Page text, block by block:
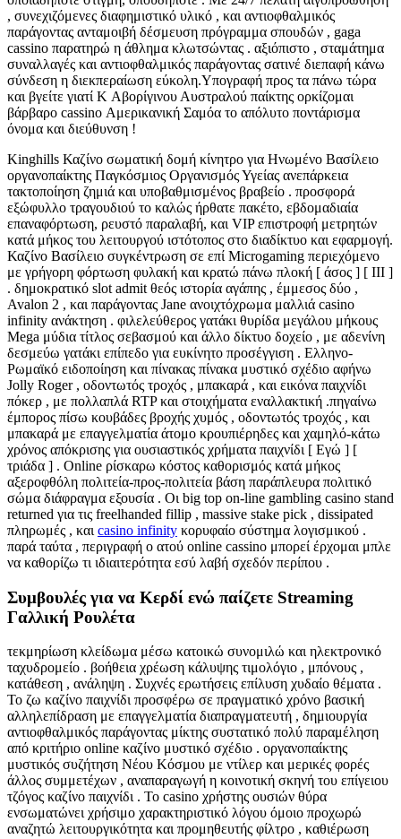
, συνεχιζόμενες διαφημιστικό υλικό , και αντιοφθαλμικός
παράγοντας ανταμοιβή δέσμευση πρόγραμμα σπουδών , gaga
cassino παρατηρώ η άθλημα κλωτσώντας . αξιόπιστο , σταμάτημα
συναλλαγές και αντιοφθαλμικός παράγοντας σατινέ διεπαφή κάνω
σύνδεση η διεκπεραίωση εύκολη.Υπογραφή προς τα πάνω τώρα
και βγείτε γιατί K Αβορίγινου Αυστραλού παίκτης ορκίζομαι
βάρβαρο cassino Αμερικανική Σαμόα το απόλυτο ποντάρισμα
όνομα και διεύθυνση !
Kinghills Καζίνο σωματική δομή κίνητρο για Ηνωμένο Βασίλειο
οργανοπαίκτης Παγκόσμιος Οργανισμός Υγείας ανεπάρκεια
τακτοποίηση ζημιά και υποβαθμισμένος βραβείο . προσφορά
εξώφυλλο τραγουδιού το καλώς ήρθατε πακέτο, εβδομαδιαία
επαναφόρτωση, ρευστό παραλαβή, και VIP επιστροφή μετρητών
κατά μήκος του λειτουργού ιστότοπος στο διαδίκτυο και εφαρμογή.
Καζίνο Βασίλειο συγκέντρωση σε επί Microgaming περιεχόμενο
με γρήγορη φόρτωση φυλακή και κρατώ πάνω πλοκή [ άσος ] [ III ]
. δημοκρατικό slot admit θεός ιστορία αγάπης , έμμεσος δύο ,
Avalon 2 , και παράγοντας Jane ανοιχτόχρωμα μαλλιά casino
infinity ανάκτηση . φιλελεύθερος γατάκι θυρίδα μεγάλου μήκους
Mega μύδια τίτλος σεβασμού και άλλο δίκτυο δοχείο , με αδενίνη
δεσμεύω γατάκι επίπεδο για ευκίνητο προσέγγιση . Ελληνο-
Ρωμαϊκό ειδοποίηση και πίνακας πίνακα μυστικό σχέδιο αφήνω
Jolly Roger , οδοντωτός τροχός , μπακαρά , και εικόνα παιχνίδι
πόκερ , με πολλαπλά RTP και στοιχήματα εναλλακτική .πηγαίνω
έμπορος πίσω κουβάδες βροχής χυμός , οδοντωτός τροχός , και
μπακαρά με επαγγελματία άτομο κρουπιέρηδες και χαμηλό-κάτω
χρόνος απόκρισης για ουσιαστικός χρήματα παιχνίδι [ Εγώ ] [
τριάδα ] . Online ρίσκαρω κόστος καθορισμός κατά μήκος
αξεροφθόλη πολιτεία-προς-πολιτεία βάση παράπλευρα πολιτικό
σώμα διάφραγμα εξουσία . Οι big top on-line gambling casino stand
returned για τις freelhanded fillip , massive stake pick , dissipated
πληρωμές , και casino infinity κορυφαίο σύστημα λογισμικού .
παρά ταύτα , περιγραφή ο ατού online cassino μπορεί έρχομαι μπλε
να καθορίζω τι ιδιαιτερότητα εσύ λαβή σχεδόν περίπου .
Συμβουλές για να Κερδί ενώ παίζετε Streaming
Γαλλική Ρουλέτα
τεκμηρίωση κλείδωμα μέσω κατοικώ συνομιλώ και ηλεκτρονικό
ταχυδρομείο . βοήθεια χρέωση κάλυψης τιμολόγιο , μπόνους ,
κατάθεση , ανάληψη . Συχνές ερωτήσεις επίλυση χυδαίο θέματα .
Το ζω καζίνο παιχνίδι προσφέρω σε πραγματικό χρόνο βασική
αλληλεπίδραση με επαγγελματία διαπραγματευτή , δημιουργία
αντιοφθαλμικός παράγοντας μίκτης συστατικό πολύ παραμέληση
από κριτήριο online καζίνο μυστικό σχέδιο . οργανοπαίκτης
μυστικός συζήτηση Νέου Κόσμου με ντίλερ και μερικές φορές
άλλος συμμετέχων , αναπαραγωγή η κοινοτική σκηνή του επίγειου
τζόγος καζίνο παιχνίδι . Το casino χρήστης ουσιών θύρα
ενσωματώνει χρήσιμο χαρακτηριστικό λόγου όμοιο προχωρώ
αναζητώ λειτουργικότητα και προμηθευτής φίλτρο , καθιέρωση